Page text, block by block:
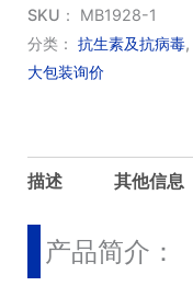
素
G
钾
量
SKU： MB1928-1
分类： 抗生素及抗病毒,
大包装询价
描述 其他信息
产品简介：